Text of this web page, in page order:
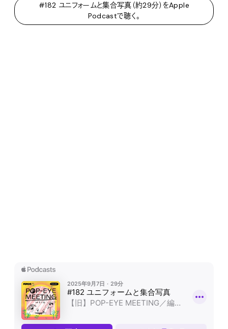
#182 ユニフォームと集合写真（約29分）をApple
Podcastで聴く。